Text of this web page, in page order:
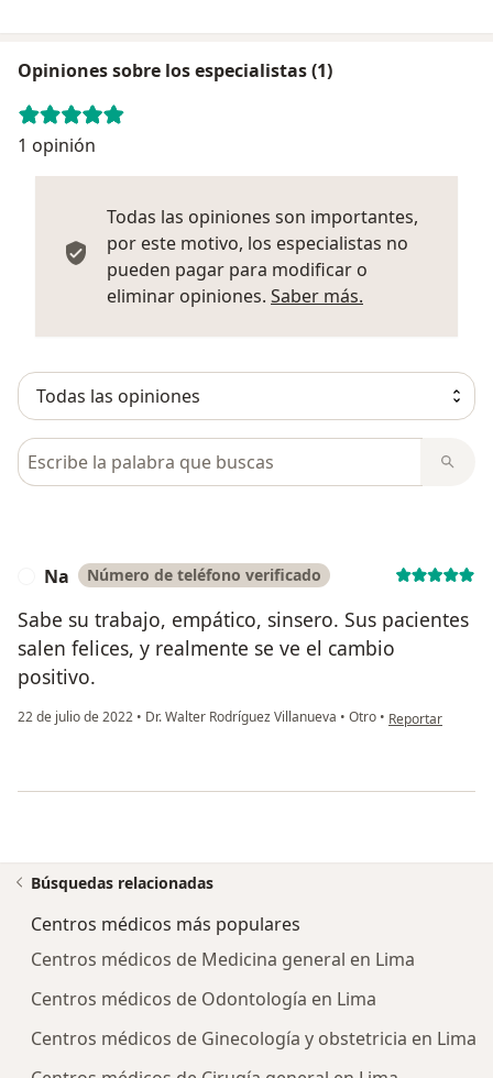
Opiniones sobre los especialistas (1)
1 opinión
Todas las opiniones son importantes,
por este motivo, los especialistas no
pueden pagar para modificar o
eliminar opiniones. Saber más.
Busca en opiniones
Na Número de teléfono verificado
Sabe su trabajo, empático, sinsero. Sus pacientes
salen felices, y realmente se ve el cambio
positivo.
22 de julio de 2022 • Dr. Walter Rodríguez Villanueva • Otro • en opinión del
Reportar
Búsquedas relacionadas
Centros médicos más populares
Centros médicos de Medicina general en Lima
Centros médicos de Odontología en Lima
Centros médicos de Ginecología y obstetricia en Lima